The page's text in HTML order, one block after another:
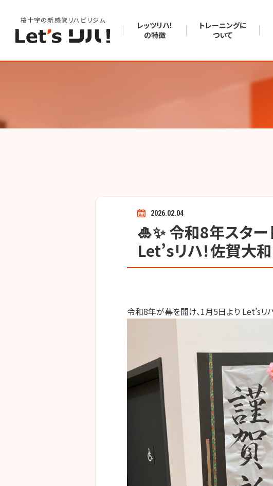
桜十字の新感覚リハビリジム
レッツリハ！
の特徴
トレーニングに
ついて
2026.02.04
🎍✨ 令和8年スター
Let’sリハ！佐賀大
令和8年が幕を開け、1月5日より Let’sリ